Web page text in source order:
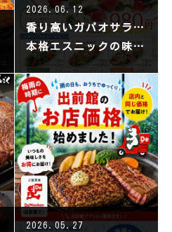
2026.06.12
香り高いガパオサラダ
本格エスニックの味わいのサラダです
2026.05.27